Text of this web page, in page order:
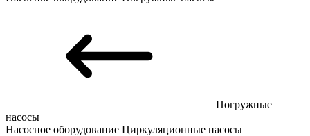
Погружные
насосы
Насосное оборудование Циркуляционные насосы